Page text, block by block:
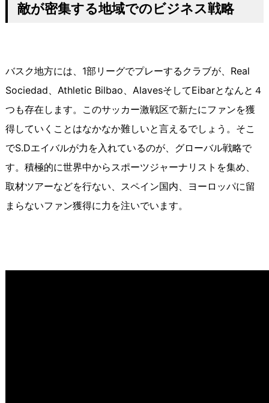
敵が密集する地域でのビジネス戦略
バスク地方には、1部リーグでプレーするクラブが、Real
Sociedad、Athletic Bilbao、AlavesそしてEibarとなんと４
つも存在します。このサッカー激戦区で新たにファンを獲
得していくことはなかなか難しいと言えるでしょう。そこ
でS.Dエイバルが力を入れているのが、グローバル戦略で
す。積極的に世界中からスポーツジャーナリストを集め、
取材ツアーなどを行ない、スペイン国内、ヨーロッパに留
まらないファン獲得に力を注いでいます。